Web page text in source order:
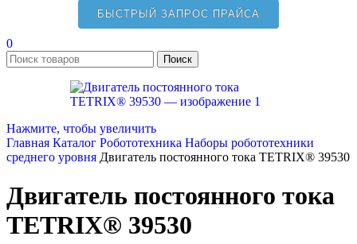
БЫСТРЫЙ ЗАПРОС ПРАЙСА
0
Поиск
Нажмите, чтобы увеличить
Главная Каталог Робототехника Наборы робототехники
среднего уровня Двигатель постоянного тока TETRIX® 39530
Двигатель постоянного тока
TETRIX® 39530